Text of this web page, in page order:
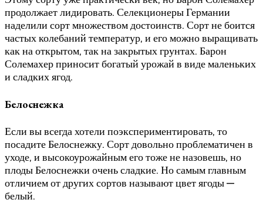
продолжает лидировать. Селекционеры Германии
наделили сорт множеством достоинств. Сорт не боится
частых колебаний температур, и его можно выращивать
как на открытом, так на закрытых грунтах. Барон
Солемахер приносит богатый урожай в виде маленьких
и сладких ягод.
Белоснежка
Если вы всегда хотели поэкспериментировать, то
посадите Белоснежку. Сорт довольно проблематичен в
уходе, и высокоурожайным его тоже не назовешь, но
плоды Белоснежки очень сладкие. Но самым главным
отличием от других сортов называют цвет ягоды —
белый.